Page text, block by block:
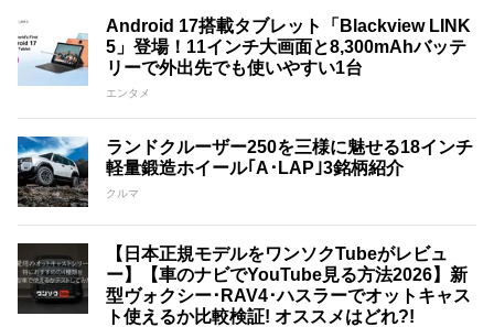
Android 17搭載タブレット「Blackview LINK
5」登場！11インチ大画面と8,300mAhバッテ
リーで外出先でも使いやすい1台
エンタメ
ランドクルーザー250を三様に魅せる18インチ
軽量鍛造ホイール｢A･LAP｣3銘柄紹介
クルマ
【日本正規モデルをワンソクTubeがレビュ
ー】【車のナビでYouTube見る方法2026】新
型ヴォクシー･RAV4･ハスラーでオットキャス
ト使えるか比較検証! オススメはどれ?!